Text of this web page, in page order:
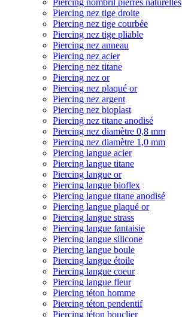
Piercing nombril pierres naturelles
Piercing nez tige droite
Piercing nez tige courbée
Piercing nez tige pliable
Piercing nez anneau
Piercing nez acier
Piercing nez titane
Piercing nez or
Piercing nez plaqué or
Piercing nez argent
Piercing nez bioplast
Piercing nez titane anodisé
Piercing nez diamètre 0,8 mm
Piercing nez diamètre 1,0 mm
Piercing langue acier
Piercing langue titane
Piercing langue or
Piercing langue bioflex
Piercing langue titane anodisé
Piercing langue plaqué or
Piercing langue strass
Piercing langue fantaisie
Piercing langue silicone
Piercing langue boule
Piercing langue étoile
Piercing langue coeur
Piercing langue fleur
Piercing téton homme
Piercing téton pendentif
Piercing téton bouclier